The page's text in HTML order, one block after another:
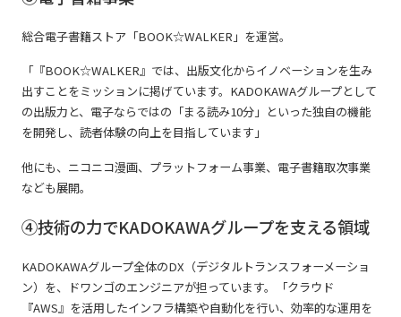
総合電子書籍ストア「BOOK☆WALKER」を運営。
「『BOOK☆WALKER』では、出版文化からイノベーションを生み
出すことをミッションに掲げています。KADOKAWAグループとして
の出版力と、電子ならではの「まる読み10分」といった独自の機能
を開発し、読者体験の向上を目指しています」
他にも、ニコニコ漫画、プラットフォーム事業、電子書籍取次事業
なども展開。
④技術の力でKADOKAWAグループを支える領域
KADOKAWAグループ全体のDX（デジタルトランスフォーメーショ
ン）を、ドワンゴのエンジニアが担っています。「クラウド
『AWS』を活用したインフラ構築や自動化を行い、効率的な運用を